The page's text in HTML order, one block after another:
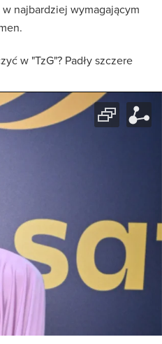
najbardziej wymagającym
w "TzG"? Padły szczere